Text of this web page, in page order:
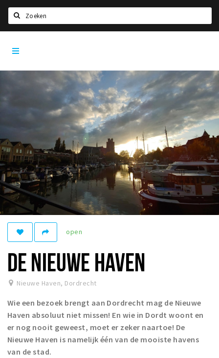
Home
Agenda
Bioscoopagenda
Nieuws
Leuke tips & trends
Interviews
Eten
Drinken
Slapen
Recreatief
Winkelgebieden
Parkeren
Bezienswaardigheden
Musea, theaters & podia
Uitjes & activiteiten
Toeristische routes
open
DE NIEUWE HAVEN
Nieuwe Haven, Dordrecht
Wie een bezoek brengt aan Dordrecht mag de Nieuwe
Haven absoluut niet missen! En wie in Dordt woont en
er nog nooit geweest, moet er zeker naartoe! De
Nieuwe Haven is namelijk één van de mooiste havens
van de stad.